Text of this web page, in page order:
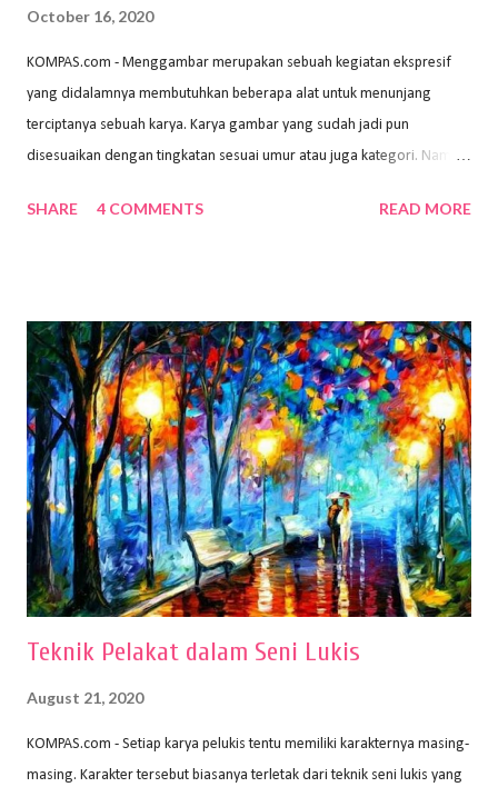
October 16, 2020
KOMPAS.com - Menggambar merupakan sebuah kegiatan ekspresif
yang didalamnya membutuhkan beberapa alat untuk menunjang
terciptanya sebuah karya. Karya gambar yang sudah jadi pun
disesuaikan dengan tingkatan sesuai umur atau juga kategori. Namun,
sehingga hasilnya bisa dilihat. Peran alat dan bahan sangat
memiliki spesifikasi berbeda sesuai jenisnya. Berikut peralatan
menggambar bentuk: 1. Kertas Gambar Kegiatan menggambar
membutuhkan kertas yang baik agar proses pembuatan gambar lebih
nyaman dan maksimal. Bahan kertas yang baik salah satu syaratnya
adalah tidak mudah sobek, mengingat menggambar merupakan
proses menggores dan menghapus. Kertas adalah bahan yang paling
ideal digunakan untuk menggambar. Dalam menggambar
menggunakan pen...
SHARE 4 COMMENTS READ MORE
Teknik Pelakat dalam Seni Lukis
August 21, 2020
KOMPAS.com - Setiap karya pelukis tentu memiliki karakternya masing-
masing. Karakter tersebut biasanya terletak dari teknik seni lukis yang